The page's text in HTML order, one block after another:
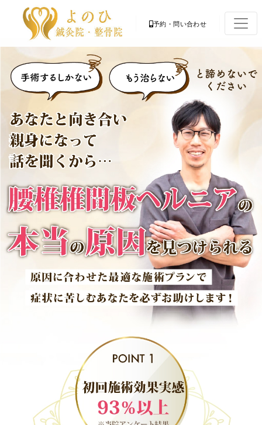
予約・問い合わせ